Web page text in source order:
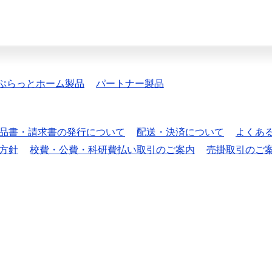
らっとホーム製品 パートナー製品
書・請求書の発行について 配送・決済について
よくあ
針
校費・公費・科研費払い取引のご案内 売掛取引のご